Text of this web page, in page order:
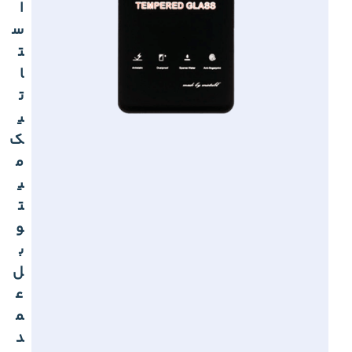
ا
س
ت
ا
ت
ی
ک
م
ی
ت
و
ب
ل
ع
م
د